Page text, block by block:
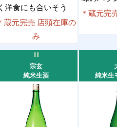
洋食にも合いそう
蔵元完売 店頭在庫の
み
＊蔵元完
11
宗玄
純米生酒
純米生